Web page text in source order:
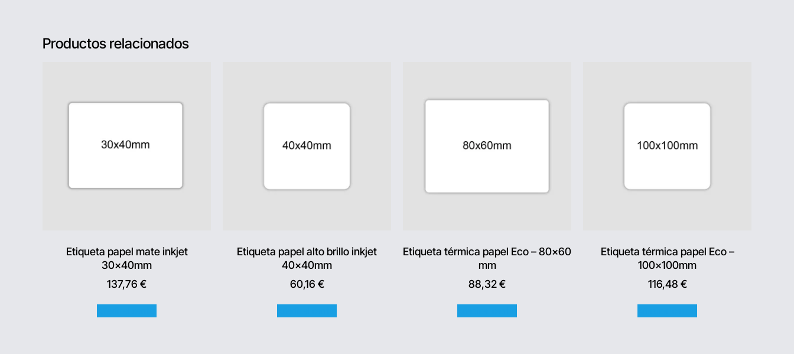
Productos relacionados
Etiqueta papel mate inkjet
30x40mm
137,76 €
Etiqueta papel alto brillo inkjet
40x40mm
60,16 €
Etiqueta térmica papel Eco – 80×60
mm
88,32€
Etiqueta térmica papel Eco –
100x100mm
116,48 €